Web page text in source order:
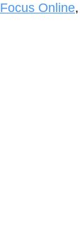
Focus Online,